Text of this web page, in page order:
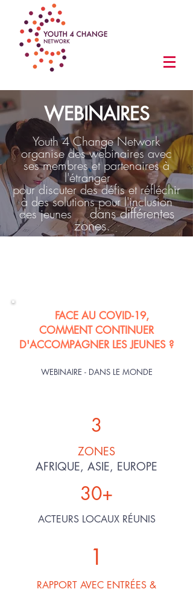
WEBINAIRES
Youth 4 Change Network
organise des webinaires avec
ses membres et partenaires à
l'étranger
pour discuter des défis et réfléchir
à des solutions pour l'inclusion
des jeunes dans différentes
zones.
FACE AU COVID-19,
COMMENT CONTINUER
D'ACCOMPAGNER LES JEUNES ?
WEBINAIRE - DANS LE MONDE
3
ZONES
AFRIQUE, ASIE, EUROPE
30+
ACTEURS LOCAUX RÉUNIS
1
RAPPORT AVEC ENTRÉES &